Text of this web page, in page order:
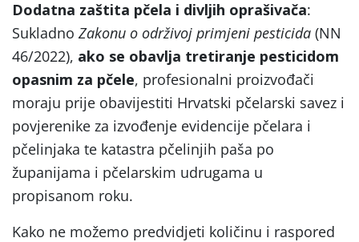
Dodatna zaštita pčela i divljih oprašivača:
Sukladno Zakonu o održivoj primjeni pesticida (NN
46/2022), ako se obavlja tretiranje pesticidom
opasnim za pčele, profesionalni proizvođači
moraju prije obavijestiti Hrvatski pčelarski savez i
povjerenike za izvođenje evidencije pčelara i
pčelinjaka te katastra pčelinjih paša po
županijama i pčelarskim udrugama u
propisanom roku.
Kako ne možemo predvidjeti količinu i raspored